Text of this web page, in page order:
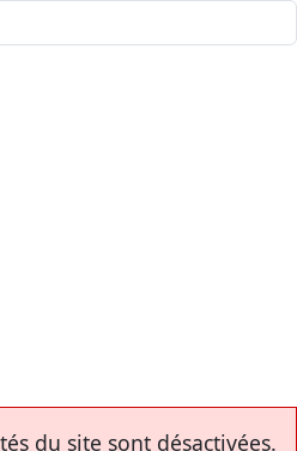
du site sont désactivées.